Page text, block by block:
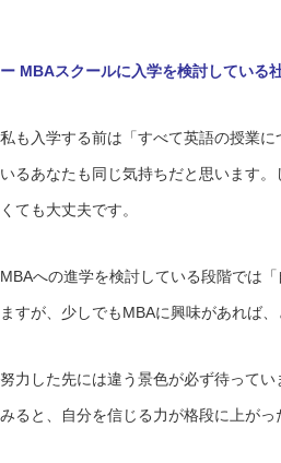
ー MBAスクールに入学を検討している
私も入学する前は「すべて英語の授業
いるあなたも同じ気持ちだと思います
くても大丈夫です。
MBAへの進学を検討している段階では
ますが、少しでもMBAに興味があれば
努力した先には違う景色が必ず待って
みると、自分を信じる力が格段に上がっ